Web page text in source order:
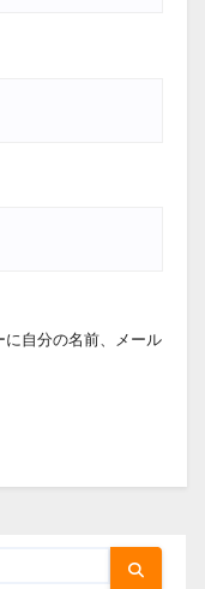
自分の名前、メール